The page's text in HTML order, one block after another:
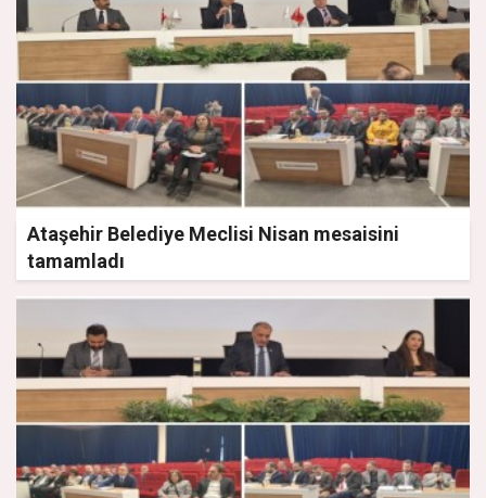
Ataşehir Belediye Meclisi Nisan mesaisini
tamamladı